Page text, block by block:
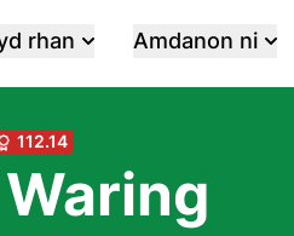
rhan Amdanon ni
112.14